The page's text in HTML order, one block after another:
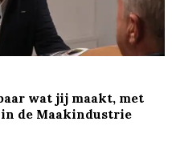
wat jij maakt, met
de Maakindustrie